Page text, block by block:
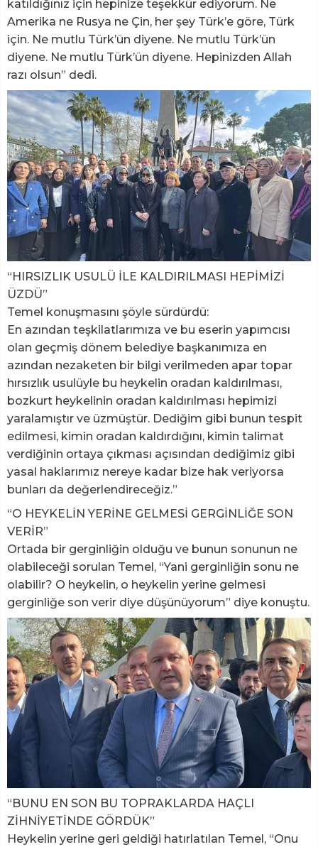
katıldığınız için hepinize teşekkür ediyorum. Ne
Amerika ne Rusya ne Çin, her şey Türk’e göre, Türk
için. Ne mutlu Türk’ün diyene. Ne mutlu Türk’ün
diyene. Ne mutlu Türk’ün diyene. Hepinizden Allah
razı olsun” dedi.
“HIRSIZLIK USULÜ İLE KALDIRILMASI HEPİMİZİ
ÜZDÜ”
Temel konuşmasını şöyle sürdürdü:
En azından teşkilatlarımıza ve bu eserin yapımcısı
olan geçmiş dönem belediye başkanımıza en
azından nezaketen bir bilgi verilmeden apar topar
hırsızlık usulüyle bu heykelin oradan kaldırılması,
bozkurt heykelinin oradan kaldırılması hepimizi
yaralamıştır ve üzmüştür. Dediğim gibi bunun tespit
edilmesi, kimin oradan kaldırdığını, kimin talimat
verdiğinin ortaya çıkması açısından dediğimiz gibi
yasal haklarımız nereye kadar bize hak veriyorsa
bunları da değerlendireceğiz.”
“O HEYKELİN YERİNE GELMESİ GERGİNLİĞE SON
VERİR”
Ortada bir gerginliğin olduğu ve bunun sonunun ne
olabileceği sorulan Temel, “Yani gerginliğin sonu ne
olabilir? O heykelin, o heykelin yerine gelmesi
gerginliğe son verir diye düşünüyorum” diye konuştu.
“BUNU EN SON BU TOPRAKLARDA HAÇLI
ZİHNİYETİNDE GÖRDÜK”
Heykelin yerine geri geldiği hatırlatılan Temel, “Onu